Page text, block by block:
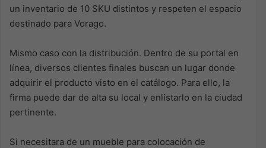
un inventario de 10 SKU distintos y respeten el espacio
destinado para Vorago.
Mismo caso con la distribución. Dentro de su portal en
línea, diversos clientes finales buscan un lugar donde
adquirir el producto visto en el catálogo. Para ello, la
firma puede dar de alta su local y enlistarlo en la ciudad
pertinente.
Si necesitara de un mueble para colocación de